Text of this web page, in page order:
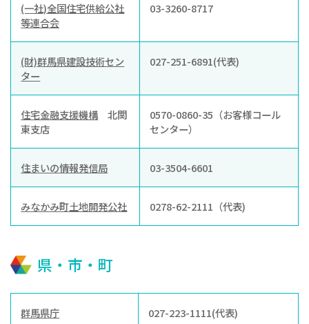
(一社)全国住宅供給公社
等連合会
03-3260-8717
(財)群馬県建設技術セン
ター
027-251-6891(代表)
住宅金融支援機構北関
東支店
0570-0860-35（お客様コール
センター）
住まいの情報発信局 03-3504-6601
みなかみ町土地開発公社 0278-62-2111（代表)
県・市・町
群馬県庁 027-223-1111(代表)